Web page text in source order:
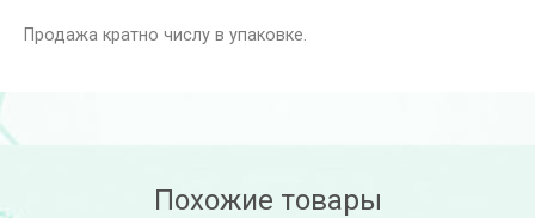
Продажа кратно числу в упаковке.
Похожие товары